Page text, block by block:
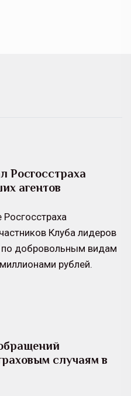
Росгосстраха
агентов
Клуба лидеров
добровольным видам
рублей.
случаям в